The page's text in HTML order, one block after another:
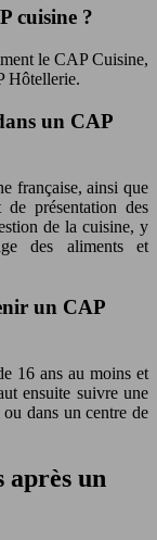
cuisine ?
le CAP Cuisine,
Hôtellerie.
un CAP
française, ainsi que
présentation des
de la cuisine, y
des aliments et
un CAP
16 ans au moins et
ensuite suivre une
dans un centre de
après un